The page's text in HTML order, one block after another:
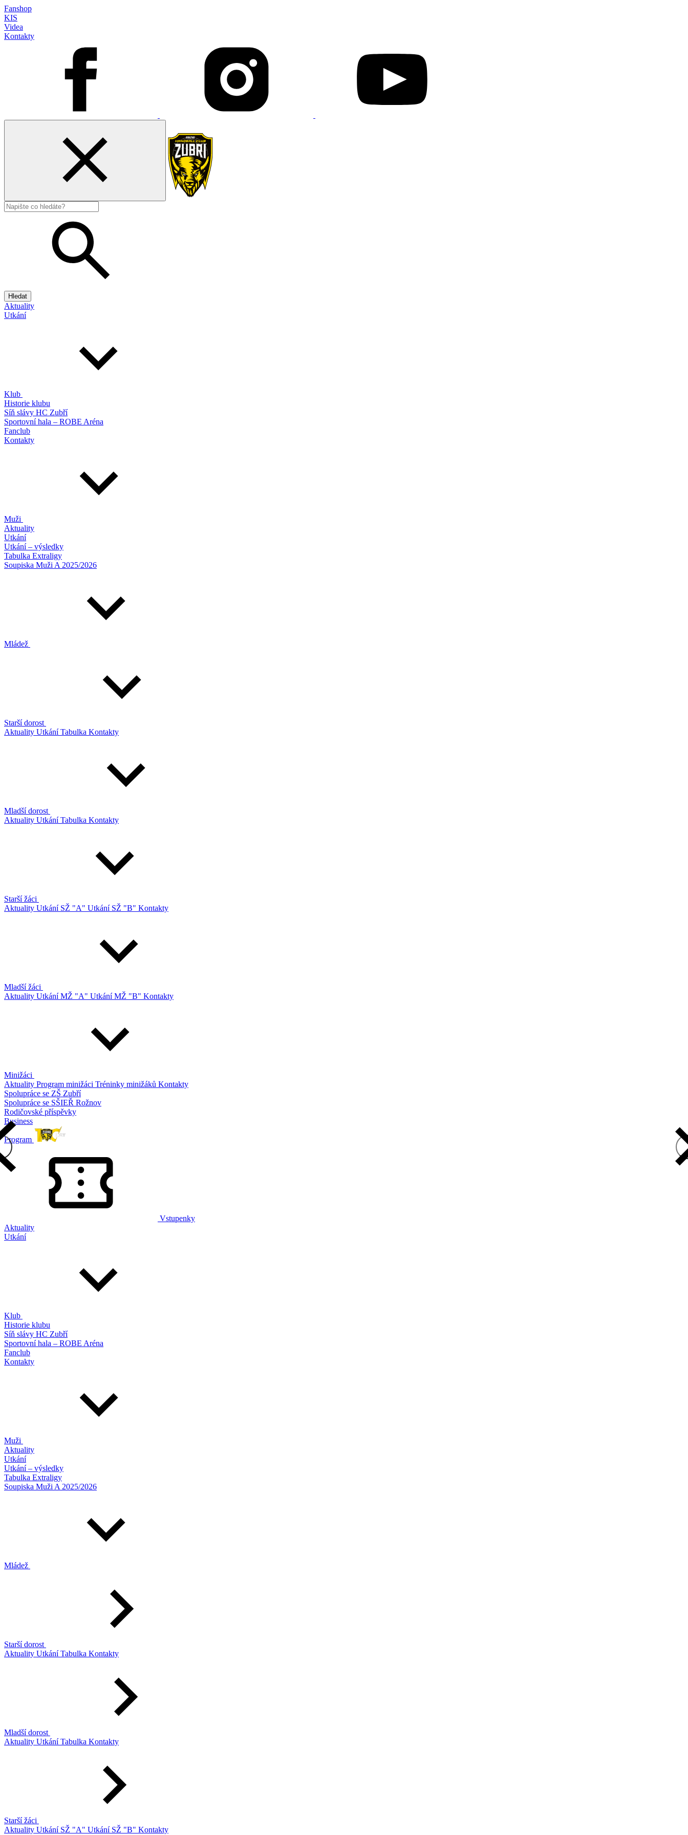
Fanshop
KIS
Videa
Kontakty
Hledat
Aktuality
Utkání
Klub
Historie klubu
Síň slávy HC Zubří
Sportovní hala – ROBE Aréna
Fanclub
Kontakty
Muži
Aktuality
Utkání
Utkání – výsledky
Tabulka Extraligy
Soupiska Muži A 2025/2026
Mládež
Starší dorost
Aktuality UtkáníTabulka Kontakty
Mladší dorost
Aktuality UtkáníTabulka Kontakty
Starší žáci
Aktuality Utkání SŽ "A" Utkání SŽ "B" Kontakty
Mladší žáci
Aktuality Utkání MŽ "A" Utkání MŽ "B" Kontakty
Minižáci
Aktuality Program minižáci Tréninky minižáků Kontakty
Spolupráce se ZŠ Zubří
Spolupráce se SŠIEŘ Rožnov
Rodičovské příspěvky
Business
Program
Vstupenky
Aktuality
Utkání
Klub
Historie klubu
Síň slávy HC Zubří
Sportovní hala – ROBE Aréna
Fanclub
Kontakty
Muži
Aktuality
Utkání
Utkání – výsledky
Tabulka Extraligy
Soupiska Muži A 2025/2026
Mládež
Starší dorost
Aktuality UtkáníTabulka Kontakty
Mladší dorost
Aktuality UtkáníTabulka Kontakty
Starší žáci
Aktuality Utkání SŽ "A" Utkání SŽ "B" Kontakty